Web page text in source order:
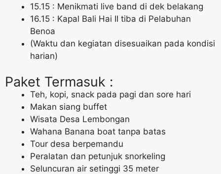
15.15 : Menikmati live band di dek belakang
16.15 : Kapal Bali Hai II tiba di Pelabuhan
Benoa
(Waktu dan kegiatan disesuaikan pada kondisi
harian)
Paket Termasuk :
Teh, kopi, snack pada pagi dan sore hari
Makan siang buffet
Wisata Desa Lembongan
Wahana Banana boat tanpa batas
Tour desa berpemandu
Peralatan dan petunjuk snorkeling
Seluncuran air setinggi 35 meter